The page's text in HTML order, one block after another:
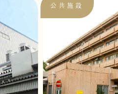
公共施設